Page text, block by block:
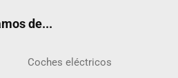
de...
Coches eléctricos